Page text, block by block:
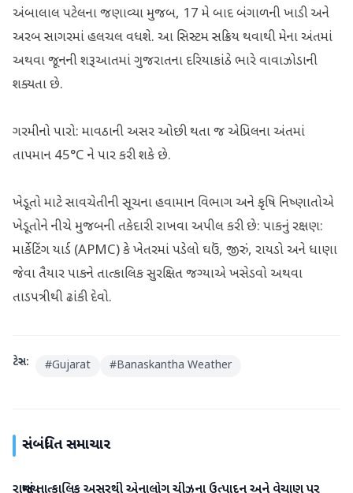
અંબાલાલ પટેલના જણાવ્યા મુજબ, 17 મે બાદ બંગાળની ખાડી અને
અરબ સાગરમાં હલચલ વધશે. આ સિસ્ટમ સક્રિય થવાથી મેના અંતમાં
અથવા જૂનની શરૂઆતમાં ગુજરાતના દરિયાકાંઠે ભારે વાવાઝોડાની
શક્યતા છે.
ગરમીનો પારો: માવઠાની અસર ઓછી થતા જ એપ્રિલના અંતમાં
તાપમાન 45°C ને પાર કરી શકે છે.
ખેડૂતો માટે સાવચેતીની સૂચના હવામાન વિભાગ અને કૃષિ નિષ્ણાતોએ
ખેડૂતોને નીચે મુજબની તકેદારી રાખવા અપીલ કરી છે: પાકનું રક્ષણ:
માર્કેટિંગ યાર્ડ (APMC) કે ખેતરમાં પડેલો ઘઉં, જીરું, રાયડો અને ધાણા
જેવા તૈયાર પાકને તાત્કાલિક સુરક્ષિત જગ્યાએ ખસેડવો અથવા
તાડપત્રીથી ઢાંકી દેવો.
ટેગ્સ: #Gujarat #Banaskantha Weather
સંબંધિત સમાચાર
ગુજરાત